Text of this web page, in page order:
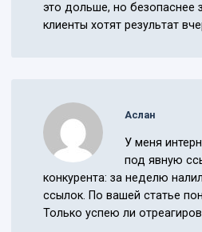
это дольше, но безопаснее
клиенты хотят результат
Аслан
У меня
под явную
конкурента: за неделю
ссылок. По вашей статье
Только успею ли